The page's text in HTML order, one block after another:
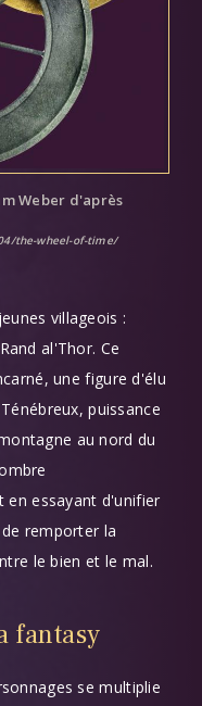
Weber d'après
the-wheel-of-time/
villageois :
al'Thor. Ce
une figure d'élu
puissance
au nord du
en essayant d'unifier
remporter la
le bien et le mal.
fantasy
se multiplie